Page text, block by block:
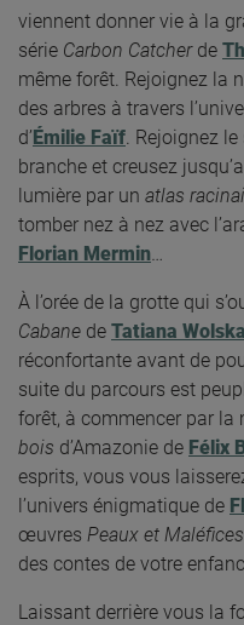
viennent donner vie à la
série Carbon Catcherde
même forêt. Rejoignez la
des arbres à travers
d’Émilie Faïf. Rejoignez
branche et creusez
lumière par un atlas
tomber nez à nez avec
Florian Mermin…
À l’orée de la grotte qui
Cabane de Tatiana Wolska
réconfortante avant de
suite du parcours est
forêt, à commencer par la
bois d’Amazonie de Félix
esprits, vous vous
l’univers énigmatique de
œuvres Peaux et Maléfices
des contes de votre
Laissant derrière vous la